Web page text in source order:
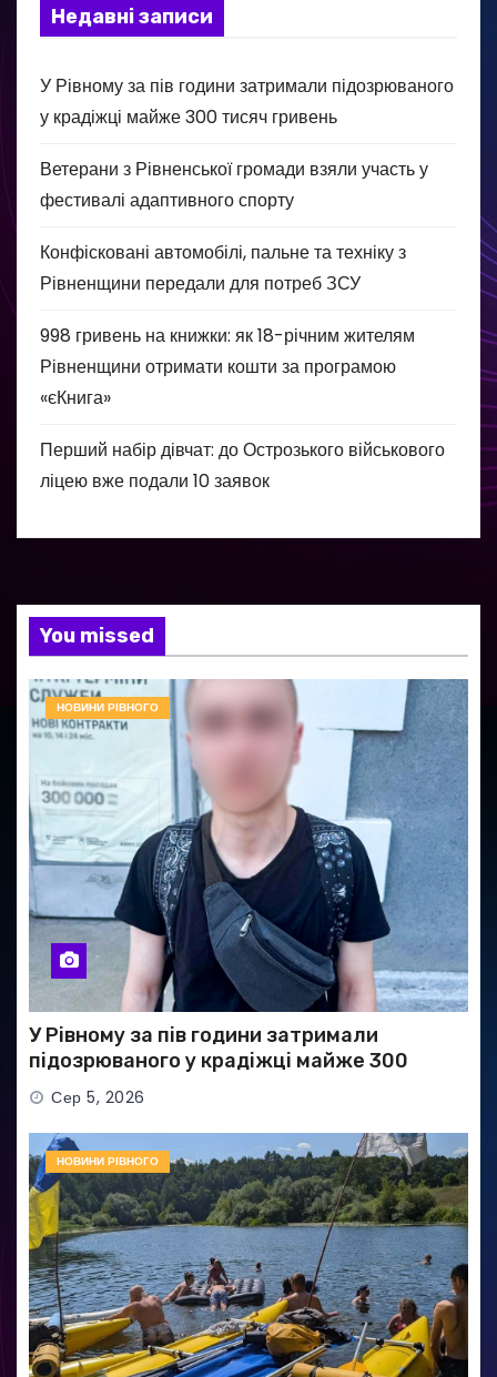
Недавні записи
У Рівному за пів години затримали підозрюваного
у крадіжці майже 300 тисяч гривень
Ветерани з Рівненської громади взяли участь у
фестивалі адаптивного спорту
Конфісковані автомобілі, пальне та техніку з
Рівненщини передали для потреб ЗСУ
998 гривень на книжки: як 18-річним жителям
Рівненщини отримати кошти за програмою
«єКнига»
Перший набір дівчат: до Острозького військового
ліцею вже подали 10 заявок
You missed
НОВИНИ РІВНОГО
У Рівному за пів години затримали
підозрюваного у крадіжці майже 300
тисяч гривень
Сер 5, 2026
НОВИНИ РІВНОГО